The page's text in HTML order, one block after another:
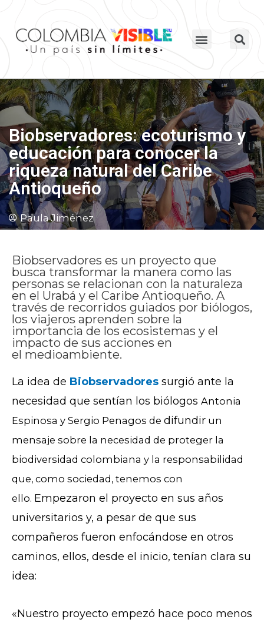
Biobservadores: ecoturismo y
educación para conocer la
riqueza natural del Caribe
Antioqueño
Paula Jiménez
Biobservadores es un proyecto que
busca transformar la manera como las
personas se relacionan con la naturaleza
en el Urabá y el Caribe Antioqueño. A
través de recorridos guiados por biólogos,
los viajeros aprenden sobre la
importancia de los ecosistemas y el
impacto de sus acciones en
el medioambiente.
La idea de Biobservadores surgió ante la
necesidad que sentían los biólogos Antonia
Espinosa y Sergio Penagos de difundir un
mensaje sobre la necesidad de proteger la
biodiversidad colombiana y la responsabilidad
que, como sociedad, tenemos con
ello. Empezaron el proyecto en sus años
universitarios y, a pesar de que sus
compañeros fueron enfocándose en otros
caminos, ellos, desde el inicio, tenían clara su
idea:
«Nuestro proyecto empezó hace poco menos